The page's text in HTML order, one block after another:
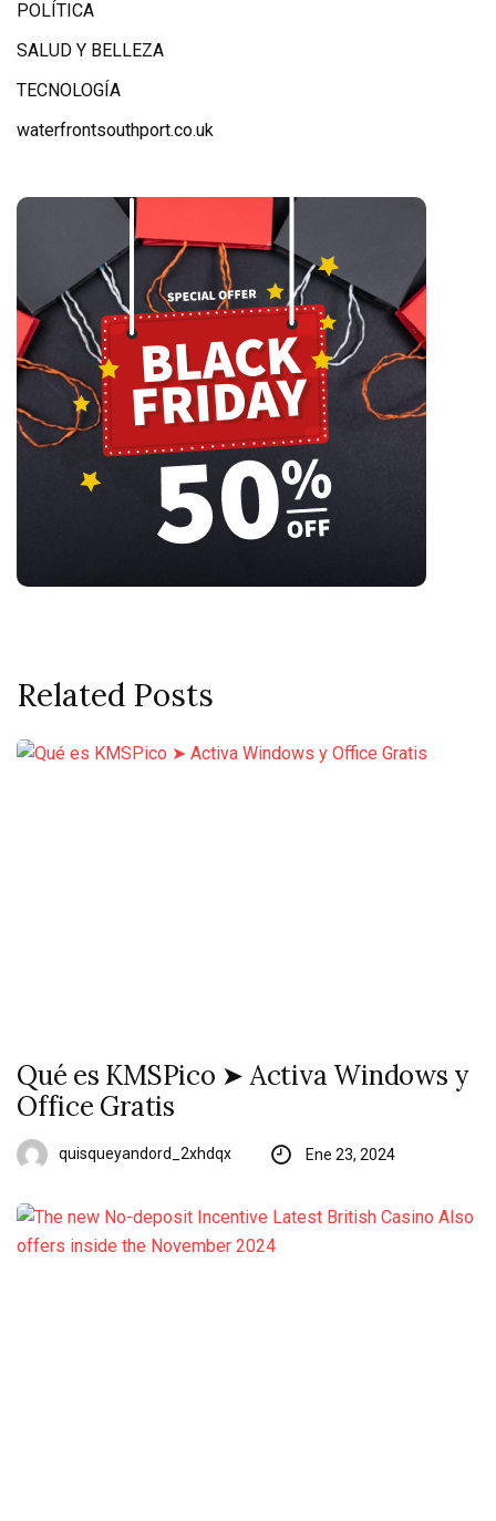
POLÍTICA
SALUD Y BELLEZA
TECNOLOGÍA
waterfrontsouthport.co.uk
Related Posts
Qué es KMSPico ➤ Activa Windows y
Office Gratis
quisqueyandord_2xhdqx Ene 23, 2024